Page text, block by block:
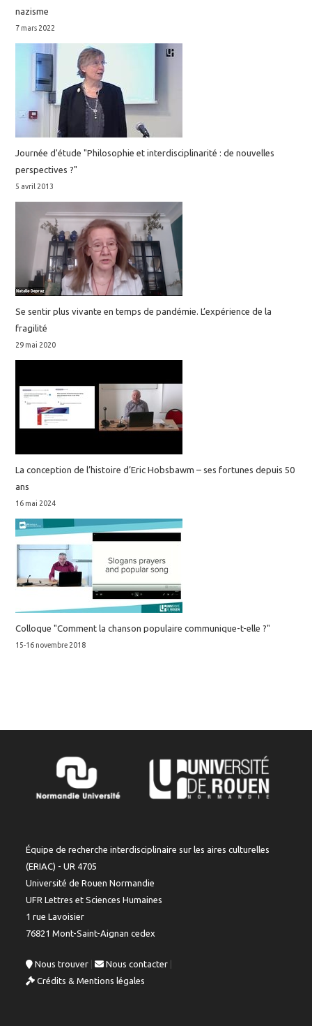
nazisme
7 mars 2022
Journée d'étude "Philosophie et interdisciplinarité : de nouvelles
perspectives ?"
5 avril 2013
Se sentir plus vivante en temps de pandémie. L’expérience de la
fragilité
29 mai 2020
La conception de l’histoire d’Eric Hobsbawm – ses fortunes depuis 50
ans
16 mai 2024
Colloque "Comment la chanson populaire communique-t-elle ?"
15-16 novembre 2018
Équipe de recherche interdisciplinaire sur les aires culturelles
(ERIAC) - UR 4705
Université de Rouen Normandie
UFR Lettres et Sciences Humaines
1 rue Lavoisier
76821 Mont-Saint-Aignan cedex
Nous trouver | Nous contacter
Crédits & Mentions légales